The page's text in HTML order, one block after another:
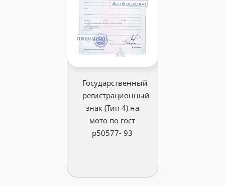
Государственный
регистрационный
знак (Тип 4) на
мото по гост
р50577- 93